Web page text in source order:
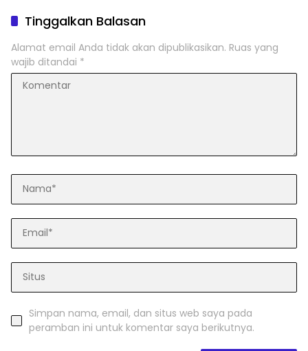
Tinggalkan Balasan
Alamat email Anda tidak akan dipublikasikan. Ruas yang
wajib ditandai *
Simpan nama, email, dan situs web saya pada
peramban ini untuk komentar saya berikutnya.